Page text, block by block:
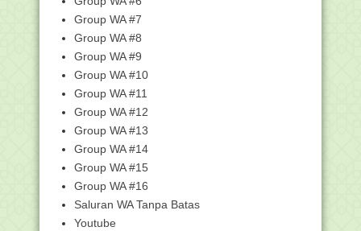
Tanggal Merah di Kalender Hari Libur
Nasional Tahu...
Dua Siswa MAN Demak Ikuti Final
Olimpiade Matemati...
Penetapan Calon Peserta Pendidikan
Profesi Guru Da...
KOMPETISI PENULISAN BUKU PAI
DAN BAHASA ARAB MADRASAH
Cerita Ganjil KKN di Desa Penari Viral di
Medsos, ...
Siswa MAN 1 Bukittinggi Jadi Delegasi
Ayimun PBB
Juara ICTO Di China, Siswa MAN 4
Group WA #7
Group WA #8
Group WA #9
Group WA #10
Group WA #11
Group WA #12
Group WA #13
Group WA #14
Group WA #15
Group WA #16
Saluran WA Tanpa Batas
Youtube